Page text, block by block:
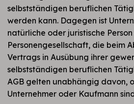
selbstständigen beruflichen
werden kann. Dagegen ist
natürliche oder juristische
Personengesellschaft, die beim
Vertrags in Ausübung ihrer
selbstständigen beruflichen
AGB gelten unabhängig davon,
Unternehmer oder Kaufmann